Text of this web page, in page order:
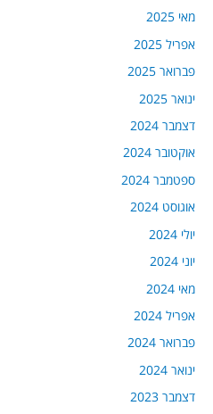
מאי 2025
אפריל 2025
פברואר 2025
ינואר 2025
דצמבר 2024
אוקטובר 2024
ספטמבר 2024
אוגוסט 2024
יולי 2024
יוני 2024
מאי 2024
אפריל 2024
פברואר 2024
ינואר 2024
דצמבר 2023